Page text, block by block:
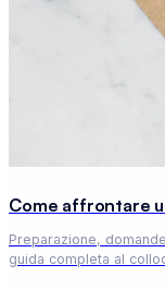
Come affrontare
Preparazione,
guida completa al